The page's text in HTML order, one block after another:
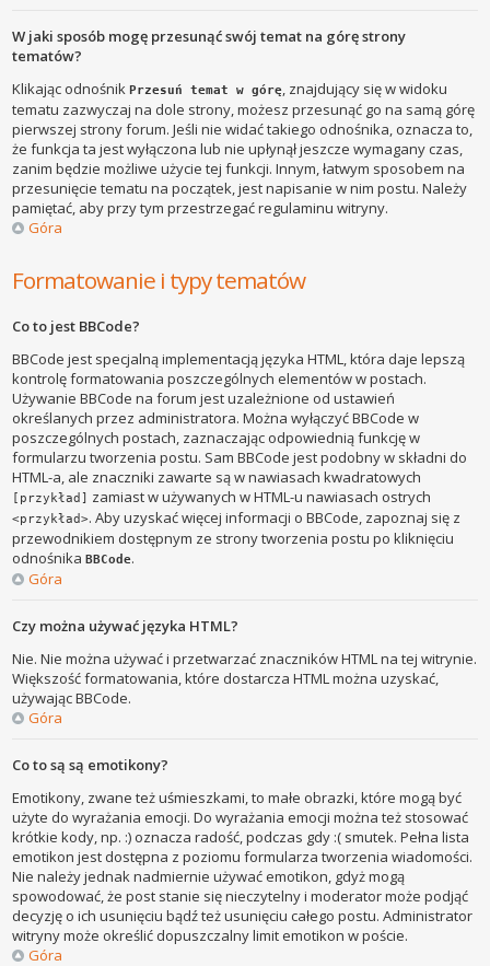
W jaki sposób mogę przesunąć swój temat na górę strony
tematów?
Klikając odnośnikPrzesuń temat w górę, znajdujący się w widoku
tematu zazwyczaj na dole strony, możesz przesunąć go na samą górę
pierwszej strony forum. Jeśli nie widać takiego odnośnika, oznacza to,
że funkcja ta jest wyłączona lub nie upłynął jeszcze wymagany czas,
zanim będzie możliwe użycie tej funkcji. Innym, łatwym sposobem na
przesunięcie tematu na początek, jest napisanie w nim postu. Należy
pamiętać, aby przy tym przestrzegać regulaminu witryny.
Góra
Formatowanie i typy tematów
Co to jest BBCode?
BBCode jest specjalną implementacją języka HTML, która daje lepszą
kontrolę formatowania poszczególnych elementów w postach.
Używanie BBCode na forum jest uzależnione od ustawień
określanych przez administratora. Można wyłączyć BBCode w
poszczególnych postach, zaznaczając odpowiednią funkcję w
formularzu tworzenia postu. Sam BBCode jest podobny w składni do
HTML-a, ale znaczniki zawarte są w nawiasach kwadratowych
[przykład] zamiast w używanych w HTML-u nawiasach ostrych
<przykład>. Aby uzyskać więcej informacji o BBCode, zapoznaj się z
przewodnikiem dostępnym ze strony tworzenia postu po kliknięciu
odnośnikaBBCode.
Góra
Czy można używać języka HTML?
Nie. Nie można używać i przetwarzać znaczników HTML na tej witrynie.
Większość formatowania, które dostarcza HTML można uzyskać,
używając BBCode.
Góra
Co to są są emotikony?
Emotikony, zwane też uśmieszkami, to małe obrazki, które mogą być
użyte do wyrażania emocji. Do wyrażania emocji można też stosować
krótkie kody, np. :) oznacza radość, podczas gdy :( smutek. Pełna lista
emotikon jest dostępna z poziomu formularza tworzenia wiadomości.
Nie należy jednak nadmiernie używać emotikon, gdyż mogą
spowodować, że post stanie się nieczytelny i moderator może podjąć
decyzję o ich usunięciu bądź też usunięciu całego postu. Administrator
witryny może określić dopuszczalny limit emotikon w poście.
Góra